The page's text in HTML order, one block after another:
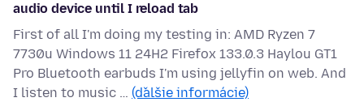
audio device until I reload tab
First of all I'm doing my testing in: AMD Ryzen 7
7730u Windows 11 24H2 Firefox 133.0.3 Haylou GT1
Pro Bluetooth earbuds I'm using jellyfin on web. And
I listen to music … (ďalšie informácie)